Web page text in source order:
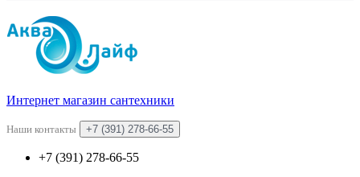
Интернет магазин сантехники
Наши контакты +7 (391) 278-66-55
+7 (391) 278-66-55